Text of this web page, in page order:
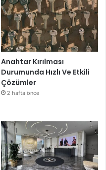
Anahtar Kırılması
Durumunda Hızlı Ve Etkili
Çözümler
2 hafta önce